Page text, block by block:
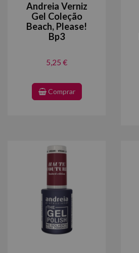
Andreia Verniz
Gel Coleção
Beach, Please!
Bp3
5,25 €
Comprar